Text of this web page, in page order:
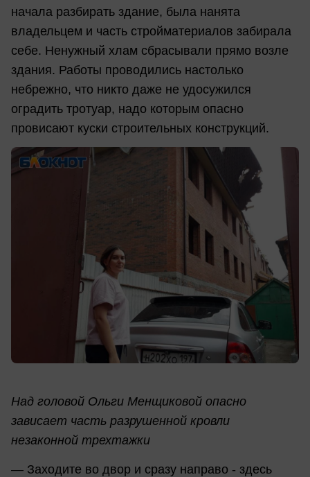
начала разбирать здание, была нанята
владельцем и часть стройматериалов забирала
себе. Ненужный хлам сбрасывали прямо возле
здания. Работы проводились настолько
небрежно, что никто даже не удосужился
оградить тротуар, надо которым опасно
провисают куски строительных конструкций.
Над головой Ольги Менщиковой опасно
зависает часть разрушенной кровли
незаконной трехтажки
— Заходите во двор и сразу направо - здесь